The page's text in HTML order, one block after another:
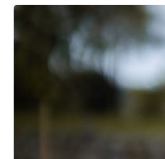
Bildergalerie überspringen